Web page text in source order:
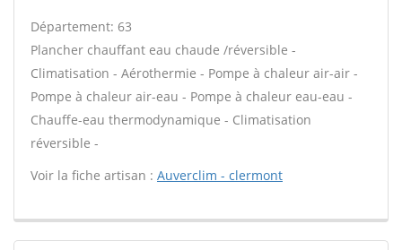
Département: 63
Plancher chauffant eau chaude /réversible -
Climatisation - Aérothermie - Pompe à chaleur air-air -
Pompe à chaleur air-eau - Pompe à chaleur eau-eau -
Chauffe-eau thermodynamique - Climatisation
réversible -
Voir la fiche artisan : Auverclim - clermont